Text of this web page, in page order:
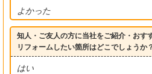
よかった
知人・ご友人の方に当社をご紹介・おす
リフォームしたい箇所はどこでしょうか
はい